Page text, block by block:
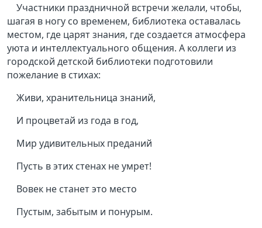
Участники праздничной встречи желали, чтобы,
шагая в ногу со временем, библиотека оставалась
местом, где царят знания, где создается атмосфера
уюта и интеллектуального общения. А коллеги из
городской детской библиотеки подготовили
пожелание в стихах:
Живи, хранительница знаний,
И процветай из года в год,
Мир удивительных преданий
Пусть в этих стенах не умрет!
Вовек не станет это место
Пустым, забытым и понурым.